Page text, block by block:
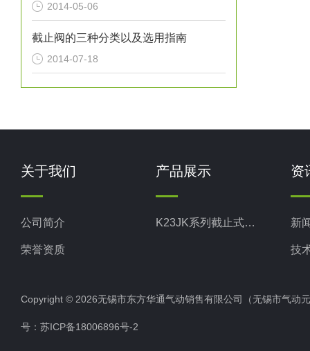
2014-05-06
截止阀的三种分类以及选用指南
2014-07-18
关于我们
公司简介
荣誉资质
产品展示
K23JK系列截止式换向阀
资
新
技
Copyright © 2026无锡市东方华通气动销售有限公司（无锡市气
号： 苏ICP备18006896号-2